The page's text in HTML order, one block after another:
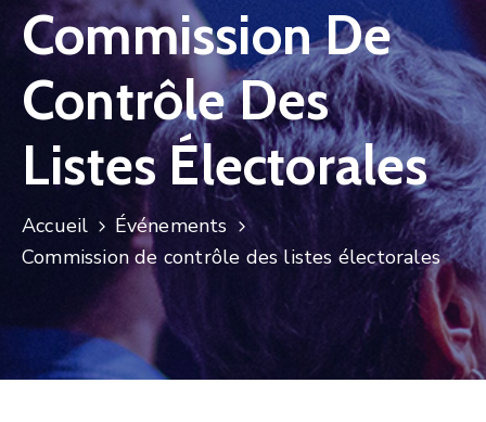
Faire
Infos
Actus
Commission De
Contrôle Des
Listes Électorales
Accueil
Événements
Commission de contrôle des listes électorales